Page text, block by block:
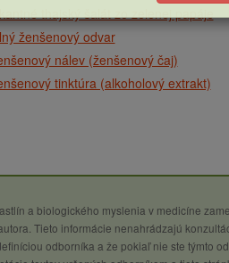
thajský šalát zo zelenej papáje
ženšenový odvar
nálev (ženšenový čaj)
tinktúra (alkoholový extrakt)
a biologického myslenia v medicíne
Tieto informácie nenahrádzajú
odborníka a že pokiaľ nie ste týmto